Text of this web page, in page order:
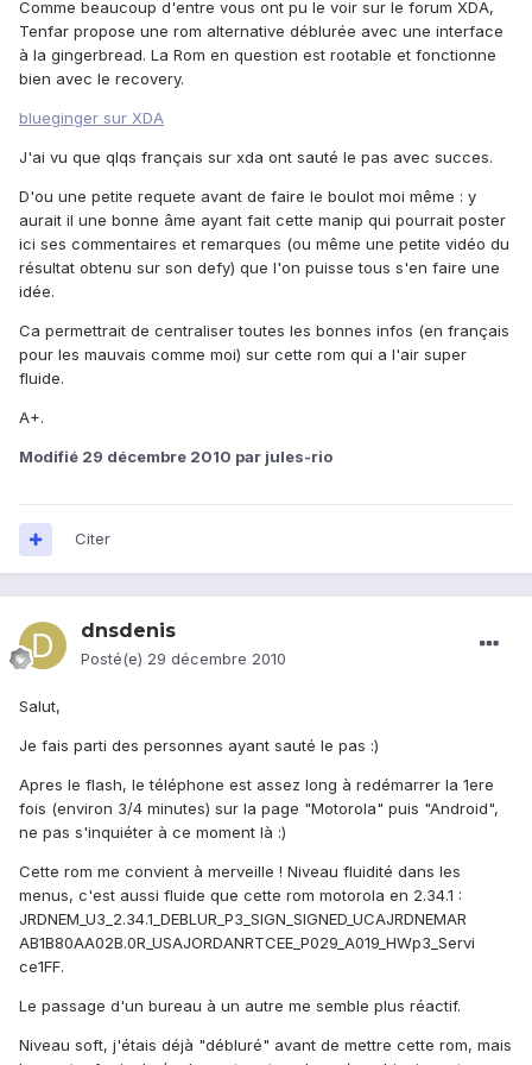
Comme beaucoup d'entre vous ont pu le voir sur le forum XDA,
Tenfar propose une rom alternative déblurée avec une interface
à la gingerbread. La Rom en question est rootable et fonctionne
bien avec le recovery.
blueginger sur XDA
J'ai vu que qlqs français sur xda ont sauté le pas avec succes.
D'ou une petite requete avant de faire le boulot moi même : y
aurait il une bonne âme ayant fait cette manip qui pourrait poster
ici ses commentaires et remarques (ou même une petite vidéo du
résultat obtenu sur son defy) que l'on puisse tous s'en faire une
idée.
Ca permettrait de centraliser toutes les bonnes infos (en français
pour les mauvais comme moi) sur cette rom qui a l'air super
fluide.
A+.
Modifié 29 décembre 2010 par jules-rio
Citer
dnsdenis
Posté(e) 29 décembre 2010
Salut,
Je fais parti des personnes ayant sauté le pas :)
Apres le flash, le téléphone est assez long à redémarrer la 1ere
fois (environ 3/4 minutes) sur la page "Motorola" puis "Android",
ne pas s'inquiéter à ce moment là :)
Cette rom me convient à merveille ! Niveau fluidité dans les
menus, c'est aussi fluide que cette rom motorola en 2.34.1 :
JRDNEM_U3_2.34.1_DEBLUR_P3_SIGN_SIGNED_UCAJRDNEMAR
AB1B80AA02B.0R_USAJORDANRTCEE_P029_A019_HWp3_Servi
ce1FF.
Le passage d'un bureau à un autre me semble plus réactif.
Niveau soft, j'étais déjà "débluré" avant de mettre cette rom, mais